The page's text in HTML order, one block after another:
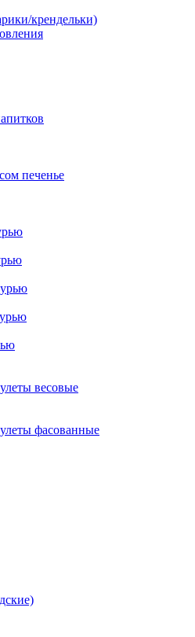
крендельки)
печенье
весовые
фасованные